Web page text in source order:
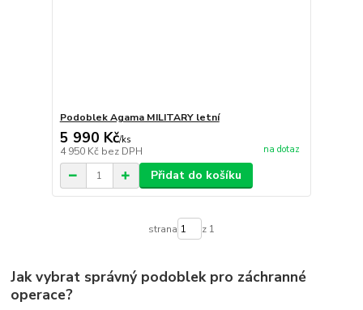
Podoblek Agama MILITARY letní
5 990 Kč/ks
4 950 Kč bez DPH na dotaz
Přidat do košíku
strana z 1
Jak vybrat správný podoblek pro záchranné
operace?